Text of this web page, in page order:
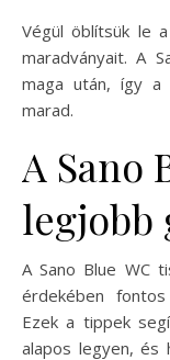
Végül öblítsük le
maradványait. A
maga után, így a
marad.
A Sano
legjobb
A Sano Blue WC
érdekében
Ezek a tippek
alapos legyen,